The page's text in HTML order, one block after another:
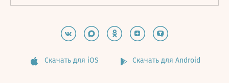
Скачать для iOS Скачать для Android